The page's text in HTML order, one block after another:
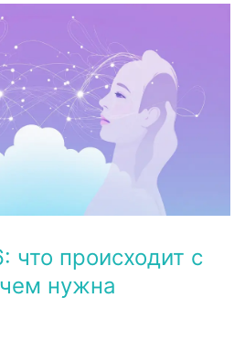
что происходит с
нужна